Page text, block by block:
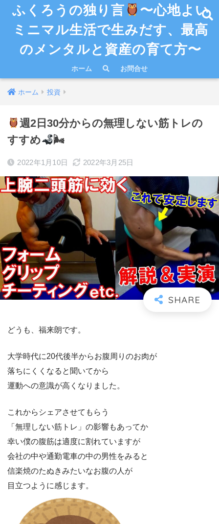
ふくろうの独り言
〜心地よい
ミニマル生活で生みだす、最高
のメンタルと資産の育て方〜
ホーム お問合せ
ホーム 投資
週2日30分からの無理しない筋トレの
すすめ
🌬
2022年1月10日 2022年3月25日
どうも、福来朗です。
大学時代に20代後半からお腹周りのお肉が
落ちにくくなると聞いてから
運動への意識が高くなりました。
これからシェアさせてもらう
「無理しない筋トレ」の影響もあってか
幸い僕の腹筋は適度に割れていますが
会社の中や通勤電車の中の男性をみると
信楽焼のたぬきみたいなお腹の人が
目立つように感じます。